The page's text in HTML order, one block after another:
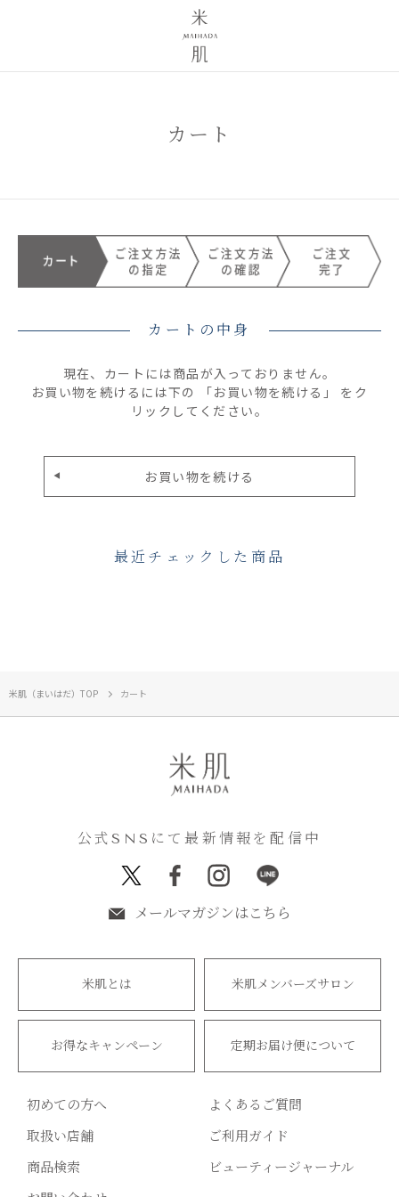
カート
カートの中身
現在、カートには商品が入っておりません。
お買い物を続けるには下の 「お買い物を続ける」 をク
リックしてください。
最近チェックした商品
米肌（まいはだ）TOP カート
公式SNSにて最新情報を配信中
メールマガジンはこちら
米肌とは 米肌メンバーズサロン
お得なキャンペーン 定期お届け便について
初めての方へ
よくあるご質問
取扱い店舗
ご利用ガイド
商品検索
ビューティージャーナル